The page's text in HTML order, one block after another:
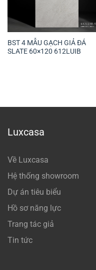
BST 4 MẪU GẠCH GIẢ ĐÁ
SLATE 60×120 612LUIB
Luxcasa
Về Luxcasa
Hệ thống showroom
Dự án tiêu biểu
Hồ sơ năng lực
Trang tác giả
Tin tức